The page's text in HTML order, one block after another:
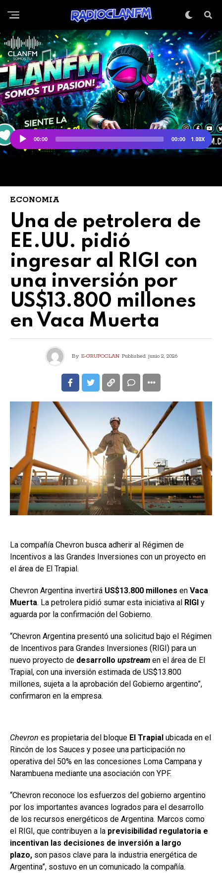
ECONOMIA
Una de petrolera de
EE.UU. pidió
ingresar al RIGI con
una inversión por
US$13.800 millones
en Vaca Muerta
By E-GRUPOCLAN Published junio 2, 2026
La compañía Chevron busca adherir al Régimen de
Incentivos a las Grandes Inversiones con un proyecto en
el área de El Trapial.
Chevron Argentina invertirá US$13.800 millones en Vaca
Muerta. La petrolera pidió sumar esta iniciativa al RIGI y
aguarda por la confirmación del Gobierno.
“Chevron Argentina presentó una solicitud bajo el Régimen
de Incentivos para Grandes Inversiones (RIGI) para un
nuevo proyecto de desarrollo upstream en el área de El
Trapial, con una inversión estimada de US$13.800
millones, sujeta a la aprobación del Gobierno argentino”,
confirmaron en la empresa.
Chevron es propietaria del bloque El Trapial ubicada en el
Rincón de los Sauces y posee una participación no
operativa del 50% en las concesiones Loma Campana y
Narambuena mediante una asociación con YPF.
“Chevron reconoce los esfuerzos del gobierno argentino
por los importantes avances logrados para el desarrollo
de los recursos energéticos de Argentina. Marcos como
el RIGI, que contribuyen a la previsibilidad regulatoria e
incentivan las decisiones de inversión a largo
plazo, son pasos clave para la industria energética de
Argentina”, sostuvo en un comunicado la compañía.